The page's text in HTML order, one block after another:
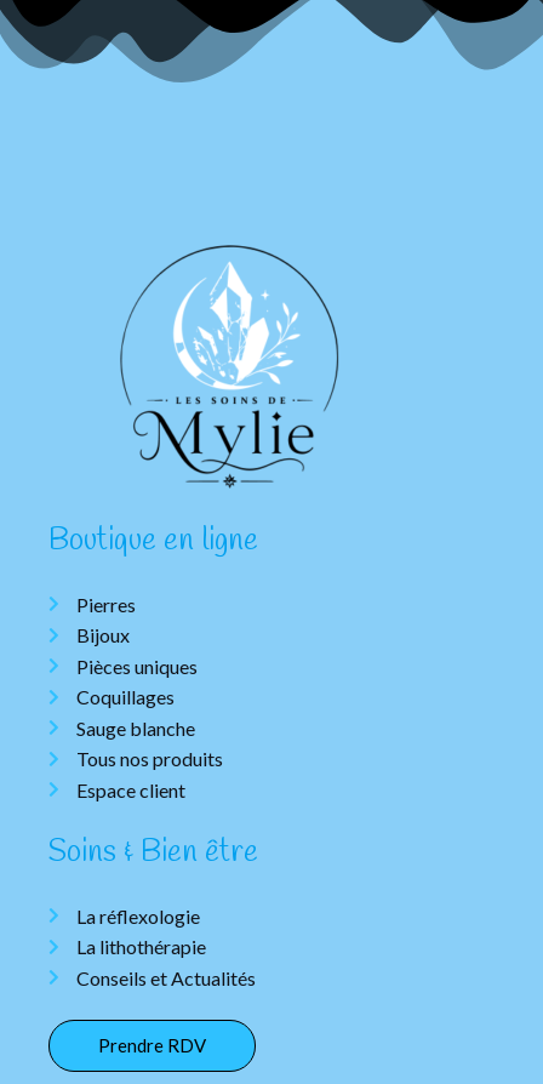
Boutique en ligne
Pierres
Bijoux
Pièces uniques
Coquillages
Sauge blanche
Tous nos produits
Espace client
Soins & Bien être
La réflexologie
La lithothérapie
Conseils et Actualités
Prendre RDV